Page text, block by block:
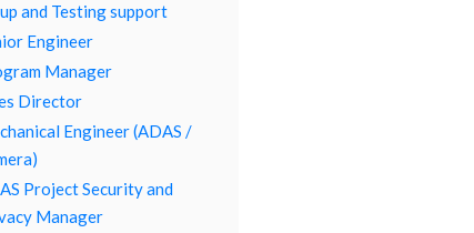
and Testing support
Engineer
Manager
Director
Engineer (ADAS /
Project Security and
Manager